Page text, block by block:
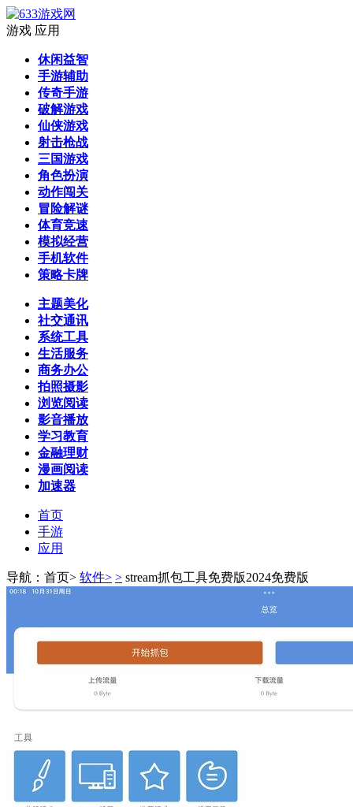
游戏 应用
休闲益智
手游辅助
传奇手游
破解游戏
仙侠游戏
射击枪战
三国游戏
角色扮演
动作闯关
冒险解谜
体育竞速
模拟经营
手机软件
策略卡牌
主题美化
社交通讯
系统工具
生活服务
商务办公
拍照摄影
浏览阅读
影音播放
学习教育
金融理财
漫画阅读
加速器
首页
手游
应用
导航：首页> 软件> > stream抓包工具免费版2024免费版